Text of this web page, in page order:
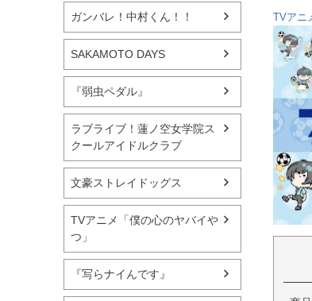
ガンバレ！中村くん！！
SAKAMOTO DAYS
『弱虫ペダル』
ラブライブ！蓮ノ空女学院ス
クールアイドルクラブ
文豪ストレイドッグス
TVアニメ「僕の心のヤバイや
つ」
『写らナイんです』
TVアニ